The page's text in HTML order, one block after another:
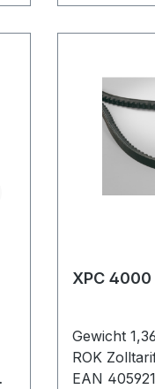
XPC
Gewicht
ROK
EAN